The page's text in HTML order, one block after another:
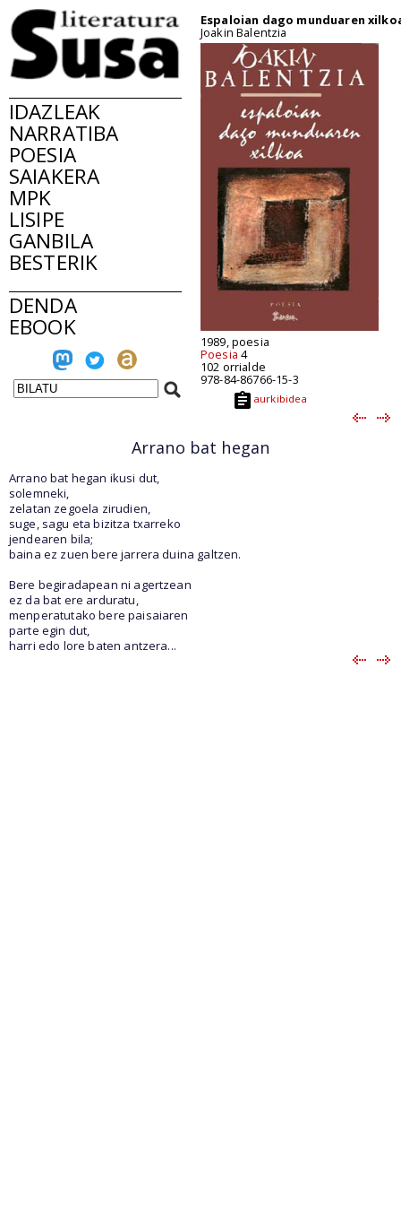
IDAZLEAK
NARRATIBA
POESIA
SAIAKERA
MPK
LISIPE
GANBILA
BESTERIK
DENDA
EBOOK
Espaloian dago munduaren
Joakin Balentzia
1989, poesia
Poesia 4
102 orrialde
978-84-86766-15-3
aurkibidea
Arrano bat hegan
Arrano bat hegan ikusi dut,
solemneki,
zelatan zegoela zirudien,
suge, sagu eta bizitza txarreko
jendearen bila;
baina ez zuen bere jarrera duina galtzen.
Bere begiradapean ni agertzean
ez da bat ere arduratu,
menperatutako bere paisaiaren
parte egin dut,
harri edo lore baten antzera...